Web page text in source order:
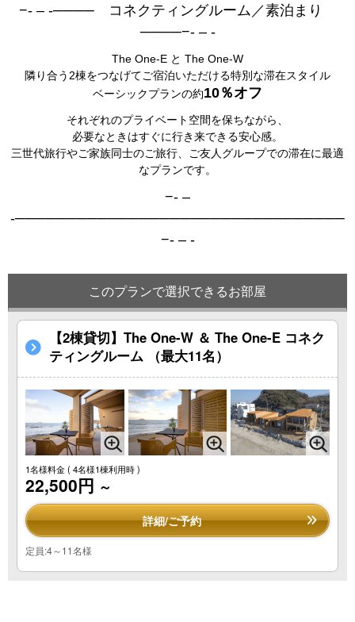
−- – -──── コネクティングルーム／素泊まり
────−- – -
The One-E と The One-W
隣り合う2棟をつなげてご宿泊いただける特別な滞在スタイル
ベーシックプランの約10％オフ
それぞれのプライベート空間を保ちながら、
必要なときはすぐに行き来できる安心感。
三世代旅行やご家族同士のご旅行、ご友人グループでの滞在に最適
なプランです。
−- –
-────────────────────────────────
−- – -
このプランで選択できるお部屋
【2棟貸切】The One-W ＆ The One-E コネク
ティングルーム （最大11名）
1名様料金( 4名様1棟利用時 )
22,500円 ～
詳細/ご予約
定員:4～11名様